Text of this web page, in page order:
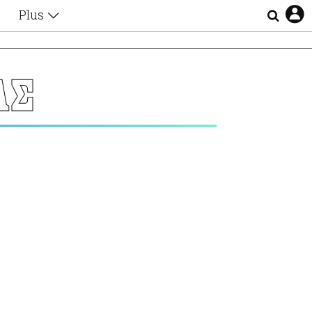
Plus
Αφιερώματα
Ζώδια